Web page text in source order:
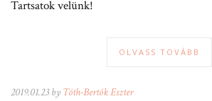
Tartsatok velünk!
OLVASS TOVÁBB
2019.01.23 by Tóth-Bertók Eszter